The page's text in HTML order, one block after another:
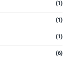
(1)
(1)
(1)
(6)